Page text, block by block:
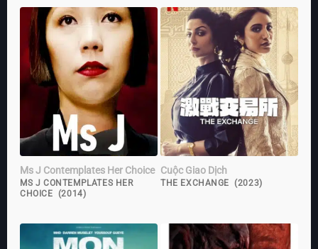
Ms J Contemplates Her Choice
MS J CONTEMPLATES HER
CHOICE (2014)
Cuộc Giao Dịch
THE EXCHANGE (2023)